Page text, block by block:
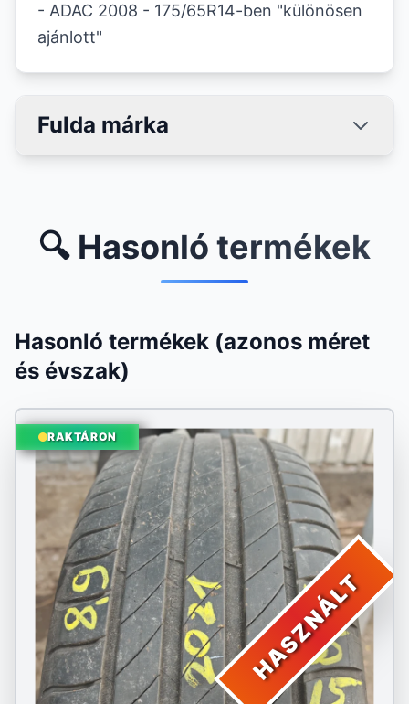
- ADAC 2008 - 175/65R14-ben "különösen
ajánlott"
Fulda márka
🔍 Hasonló termékek
Hasonló termékek (azonos méret
és évszak)
HASZNÁLT
RAKTÁRON